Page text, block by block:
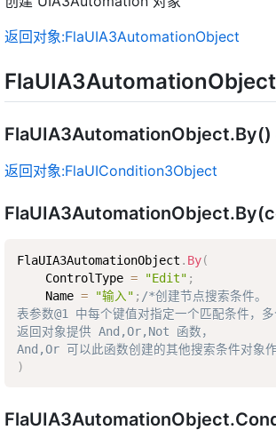
返回对象:FlaUIA3AutomationObject
FlaUIA3AutomationObject
FlaUIA3AutomationObject.By()
返回对象:FlaUICondition3Object
FlaUIA3AutomationObject . By(
    ControlType
= "Edit" ;
    Name
= "输入" ; /*创建节点搜索条件。
表参数@1 中每个键值对指定一个匹配条件
返回对象提供 And,Or,Not 函数，
And,Or 可以此函数创建的其他搜索条件对象
)